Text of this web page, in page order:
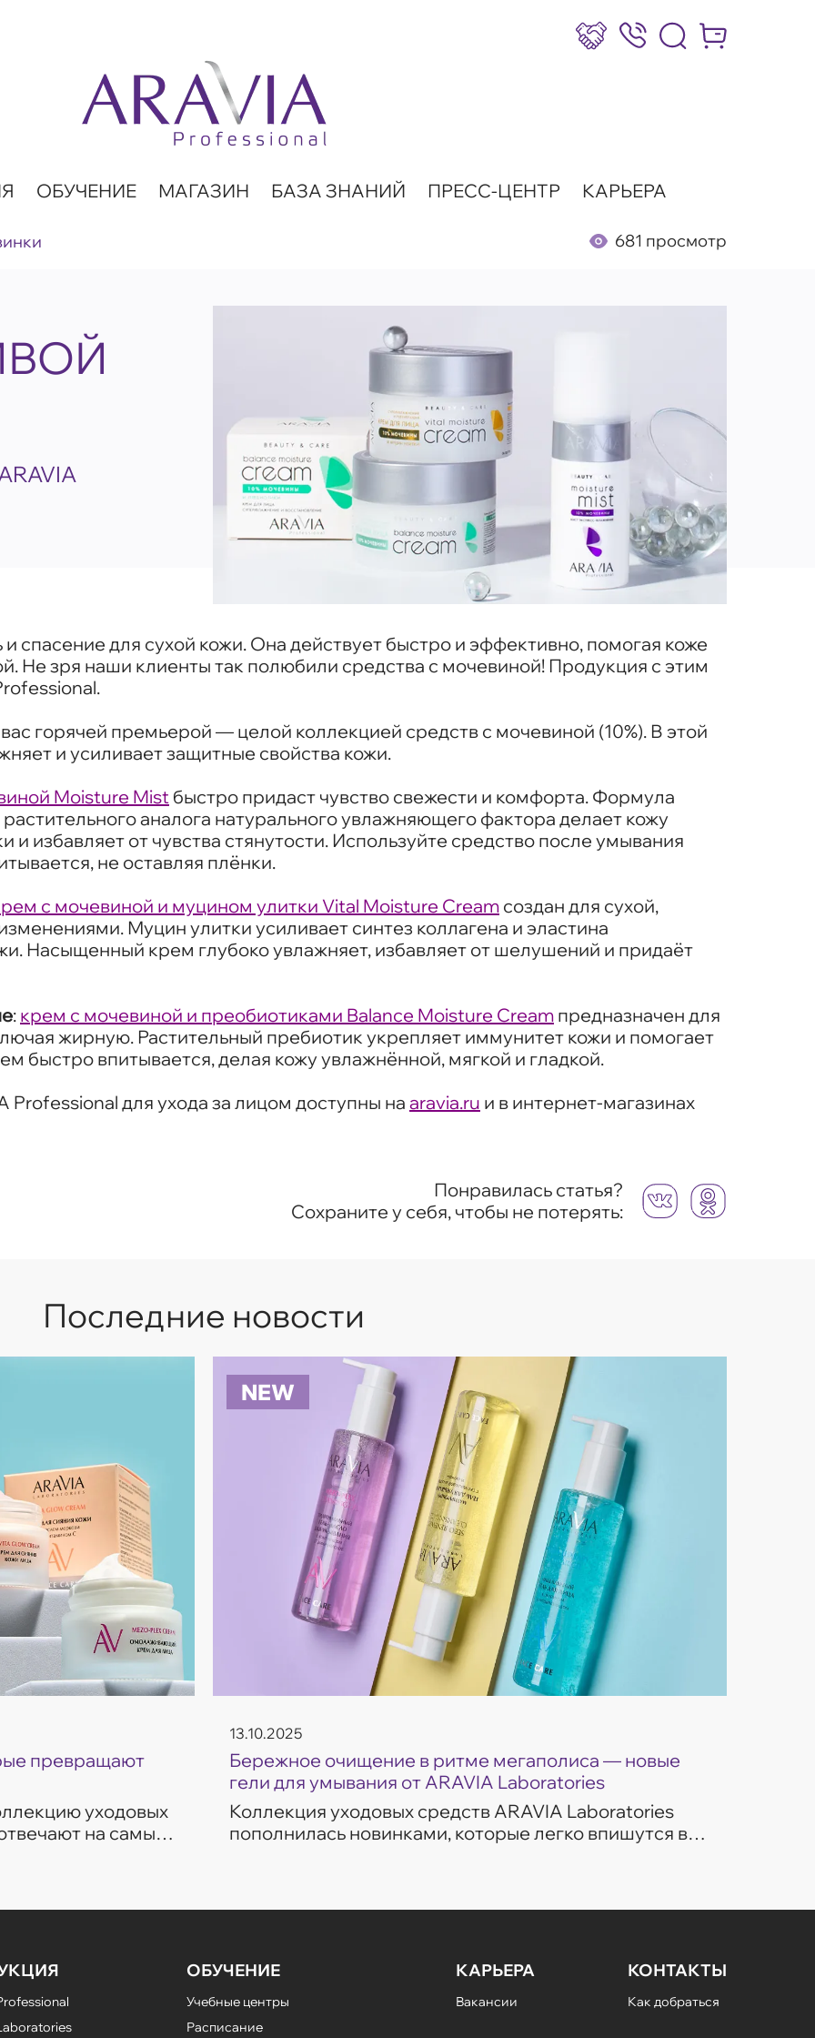
Сотрудничество
8 (800) 777-17-39
Интернет-
ОБУЧЕНИЕ МАГАЗИН БАЗА ЗНАНИЙ ПРЕСС-ЦЕНТР КАРЬЕРА
681 просмотр
спасение для сухой кожи. Она действует быстро и эффективно, помогая коже
Не зря наши клиенты так полюбили средства с мочевиной! Продукция с этим
горячей премьерой — целой коллекцией средств с мочевиной (10%). В этой
и усиливает защитные свойства кожи.
Moisture Mist быстро придаст чувство свежести и комфорта. Формула
аналога натурального увлажняющего фактора делает кожу
избавляет от чувства стянутости. Используйте средство после умывания
не оставляя плёнки.
с мочевиной и муцином улитки Vital Moisture Сream создан для сухой,
Муцин улитки усиливает синтез коллагена и эластина
Насыщенный крем глубоко увлажняет, избавляет от шелушений и придаёт
: крем с мочевиной и преобиотиками Balance Moisture Cream предназначен для
жирную. Растительный пребиотик укрепляет иммунитет кожи и помогает
быстро впитывается, делая кожу увлажнённой, мягкой и гладкой.
для ухода за лицом доступны наaravia.ru и в интернет-магазинах
Понравилась статья?
Сохраните у себя, чтобы не потерять:
Последние новости
превращают
уходовых
на самые
NEW
13.10.2025
Бережное очищение в ритме мегаполиса — новые
гели для умывания от ARAVIA Laboratories
Коллекция уходовых средств ARAVIA Laboratories
пополнилась новинками, которые легко впишутся в
ОБУЧЕНИЕ
Учебные центры
Расписание
КАРЬЕРА
Вакансии
КОНТАКТЫ
Как добраться